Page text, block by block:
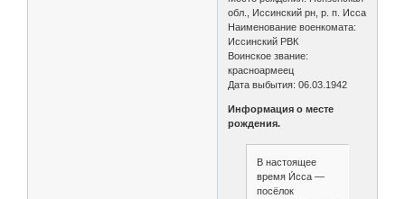
обл., Иссинский рн, р. п. Исса
Наименование военкомата:
Иссинский РВК
Воинское звание:
красноармеец
Дата выбытия: 06.03.1942
Информация о месте
рождения.
В настоящее
время И́сса —
посёлок